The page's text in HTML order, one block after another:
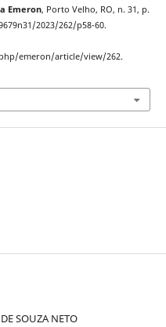
Emeron, Porto Velho, RO, n. 31, p.
2023/262/p58-60.
emeron/article/view/262.
SOUZA NETO